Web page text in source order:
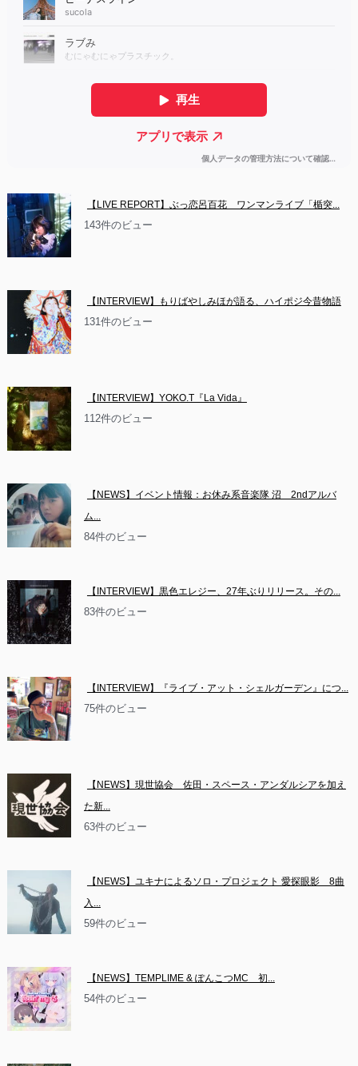
【LIVE REPORT】ぶっ恋呂百花　ワンマンライブ「楯突...
143件のビュー
【INTERVIEW】もりばやしみほが語る、ハイポジ今昔物語
131件のビュー
【INTERVIEW】YOKO.T『La Vida』
112件のビュー
【NEWS】イベント情報：お休み系音楽隊 沼　2ndアルバ
ム...
84件のビュー
【INTERVIEW】黒色エレジー、27年ぶりリリース。その...
83件のビュー
【INTERVIEW】『ライブ・アット・シェルガーデン』につ...
75件のビュー
【NEWS】現世協会　佐田・スペース・アンダルシアを加え
た新...
63件のビュー
【NEWS】ユキナによるソロ・プロジェクト 愛探眼影　8曲
入...
59件のビュー
【NEWS】TEMPLIME & ぽんこつMC　初...
54件のビュー